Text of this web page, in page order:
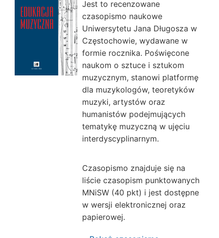
Jest to recenzowane
czasopismo naukowe
Uniwersytetu Jana Długosza w
Częstochowie, wydawane w
formie rocznika. Poświęcone
naukom o sztuce i sztukom
muzycznym, stanowi platformę
dla muzykologów, teoretyków
muzyki, artystów oraz
humanistów podejmujących
tematykę muzyczną w ujęciu
interdyscyplinarnym.
Czasopismo znajduje się na
liście czasopism punktowanych
MNiSW (40 pkt) i jest dostępne
w wersji elektronicznej oraz
papierowej.